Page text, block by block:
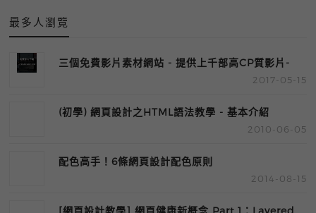
最多人瀏覽
三個免費影片素材網站 - 提供上千部高CP質影片-
2017-05-15
(初學) 網頁設計之HTML語法教學 - 基本介紹
2010-06-05
配色高手！6條網頁設計配色原則
2014-08-15
[網頁設計教學] 網頁健康新概念 Part 1：Layered